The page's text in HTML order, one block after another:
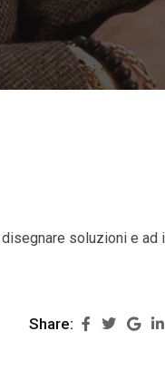
soluzioni e ad
Share: